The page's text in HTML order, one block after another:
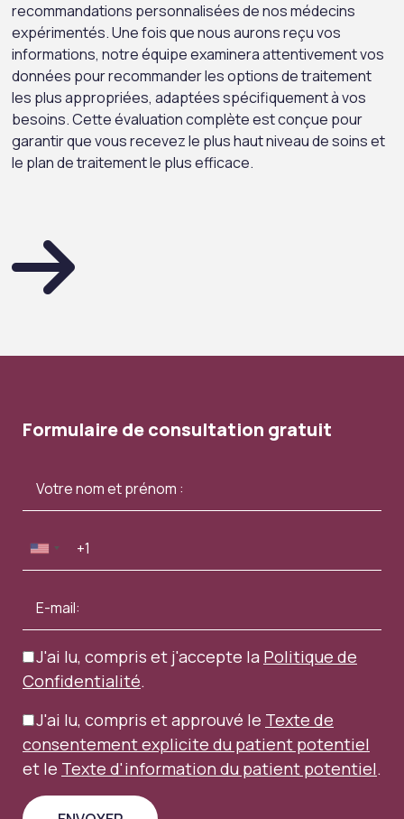
recommandations personnalisées de nos médecins
expérimentés. Une fois que nous aurons reçu vos
informations, notre équipe examinera attentivement vos
données pour recommander les options de traitement
les plus appropriées, adaptées spécifiquement à vos
besoins. Cette évaluation complète est conçue pour
garantir que vous recevez le plus haut niveau de soins et
le plan de traitement le plus efficace.
Formulaire de consultation gratuit
J'ai lu, compris et j'accepte la Politique de
Confidentialité.
J'ai lu, compris et approuvé le Texte de
consentement explicite du patient potentiel
et le Texte d'information du patient potentiel.